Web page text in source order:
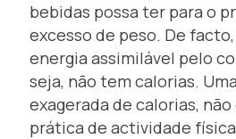
bebidas possa ter para o
excesso de peso. De
energia assimilável pelo
seja, não tem calorias.
exagerada de calorias,
prática de actividade